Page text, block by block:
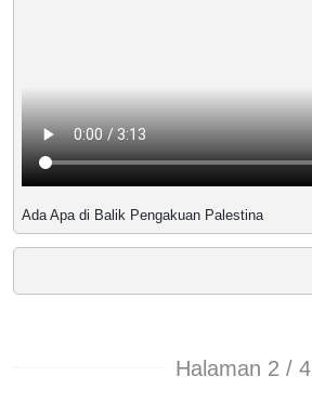
Ada Apa di Balik Pengakuan Palestina
Halaman 2 / 4